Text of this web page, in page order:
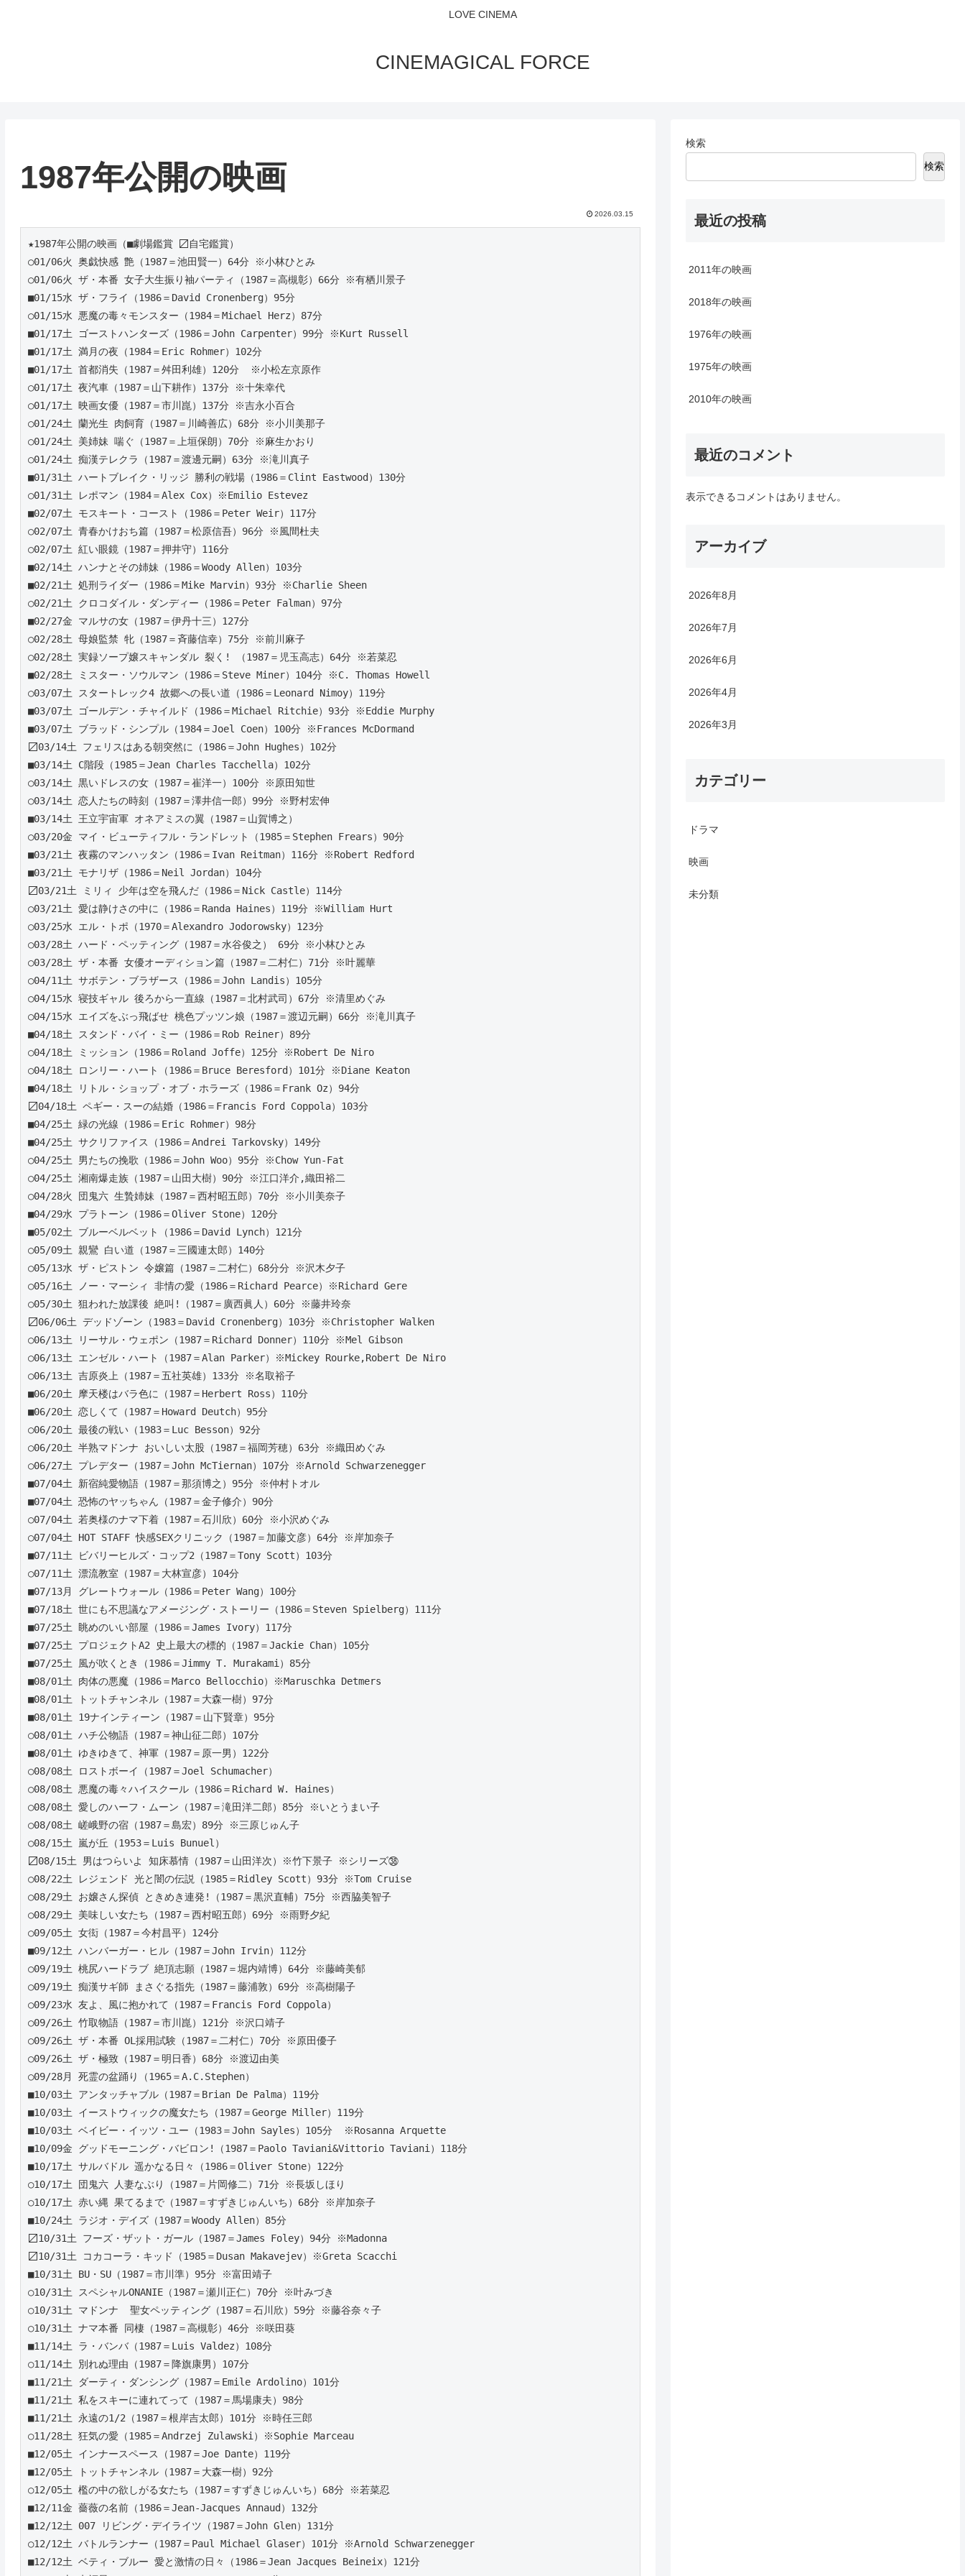
LOVE CINEMA
CINEMAGICAL FORCE
1987年公開の映画
2026.03.15
★1987年公開の映画（■劇場鑑賞 〼自宅鑑賞）
○01/06火 奥戯快感 艶（1987＝池田賢一）64分 ※小林ひとみ
○01/06火 ザ・本番 女子大生振り袖パーティ（1987＝高槻彰）66分 ※有栖川景子
■01/15水 ザ・フライ（1986＝David Cronenberg）95分
○01/15水 悪魔の毒々モンスター（1984＝Michael Herz）87分
■01/17土 ゴーストハンターズ（1986＝John Carpenter）99分 ※Kurt Russell
■01/17土 満月の夜（1984＝Eric Rohmer）102分
■01/17土 首都消失（1987＝舛田利雄）120分  ※小松左京原作
○01/17土 夜汽車（1987＝山下耕作）137分 ※十朱幸代
○01/17土 映画女優（1987＝市川崑）137分 ※吉永小百合
○01/24土 蘭光生 肉飼育（1987＝川崎善広）68分 ※小川美那子
○01/24土 美姉妹 喘ぐ（1987＝上垣保朗）70分 ※麻生かおり
○01/24土 痴漢テレクラ（1987＝渡邊元嗣）63分 ※滝川真子
■01/31土 ハートブレイク・リッジ 勝利の戦場（1986＝Clint Eastwood）130分
○01/31土 レポマン（1984＝Alex Cox）※Emilio Estevez
■02/07土 モスキート・コースト（1986＝Peter Weir）117分
○02/07土 青春かけおち篇（1987＝松原信吾）96分 ※風間杜夫
○02/07土 紅い眼鏡（1987＝押井守）116分
■02/14土 ハンナとその姉妹（1986＝Woody Allen）103分
■02/21土 処刑ライダー（1986＝Mike Marvin）93分 ※Charlie Sheen
○02/21土 クロコダイル・ダンディー（1986＝Peter Falman）97分
■02/27金 マルサの女（1987＝伊丹十三）127分
○02/28土 母娘監禁 牝（1987＝斉藤信幸）75分 ※前川麻子
○02/28土 実録ソープ嬢スキャンダル 裂く! （1987＝児玉高志）64分 ※若菜忍
■02/28土 ミスター・ソウルマン（1986＝Steve Miner）104分 ※C. Thomas Howell
○03/07土 スタートレック4 故郷への長い道（1986＝Leonard Nimoy）119分
■03/07土 ゴールデン・チャイルド（1986＝Michael Ritchie）93分 ※Eddie Murphy
■03/07土 ブラッド・シンプル（1984＝Joel Coen）100分 ※Frances McDormand
〼03/14土 フェリスはある朝突然に（1986＝John Hughes）102分
■03/14土 C階段（1985＝Jean Charles Tacchella）102分
○03/14土 黒いドレスの女（1987＝崔洋一）100分 ※原田知世
○03/14土 恋人たちの時刻（1987＝澤井信一郎）99分 ※野村宏伸
■03/14土 王立宇宙軍 オネアミスの翼（1987＝山賀博之）
○03/20金 マイ・ビューティフル・ランドレット（1985＝Stephen Frears）90分
■03/21土 夜霧のマンハッタン（1986＝Ivan Reitman）116分 ※Robert Redford
■03/21土 モナリザ（1986＝Neil Jordan）104分
〼03/21土 ミリィ 少年は空を飛んだ（1986＝Nick Castle）114分
○03/21土 愛は静けさの中に（1986＝Randa Haines）119分 ※William Hurt
○03/25水 エル・トポ（1970＝Alexandro Jodorowsky）123分
○03/28土 ハード・ペッティング（1987＝水谷俊之） 69分 ※小林ひとみ
○03/28土 ザ・本番 女優オーディション篇（1987＝二村仁）71分 ※叶麗華
○04/11土 サボテン・ブラザース（1986＝John Landis）105分
○04/15水 寝技ギャル 後ろから一直線（1987＝北村武司）67分 ※清里めぐみ
○04/15水 エイズをぶっ飛ばせ 桃色プッツン娘（1987＝渡辺元嗣）66分 ※滝川真子
■04/18土 スタンド・バイ・ミー（1986＝Rob Reiner）89分
○04/18土 ミッション（1986＝Roland Joffe）125分 ※Robert De Niro
○04/18土 ロンリー・ハート（1986＝Bruce Beresford）101分 ※Diane Keaton
■04/18土 リトル・ショップ・オブ・ホラーズ（1986＝Frank Oz）94分
〼04/18土 ペギー・スーの結婚（1986＝Francis Ford Coppola）103分
■04/25土 緑の光線（1986＝Eric Rohmer）98分
■04/25土 サクリファイス（1986＝Andrei Tarkovsky）149分
○04/25土 男たちの挽歌（1986＝John Woo）95分 ※Chow Yun-Fat
○04/25土 湘南爆走族（1987＝山田大樹）90分 ※江口洋介,織田裕二
○04/28火 団鬼六 生贄姉妹（1987＝西村昭五郎）70分 ※小川美奈子
■04/29水 プラトーン（1986＝Oliver Stone）120分
■05/02土 ブルーベルベット（1986＝David Lynch）121分
○05/09土 親鸞 白い道（1987＝三國連太郎）140分
○05/13水 ザ・ピストン 令嬢篇（1987＝二村仁）68分分 ※沢木夕子
○05/16土 ノー・マーシィ 非情の愛（1986＝Richard Pearce）※Richard Gere
○05/30土 狙われた放課後 絶叫!（1987＝廣西眞人）60分 ※藤井玲奈
〼06/06土 デッドゾーン（1983＝David Cronenberg）103分 ※Christopher Walken
○06/13土 リーサル・ウェポン（1987＝Richard Donner）110分 ※Mel Gibson
○06/13土 エンゼル・ハート（1987＝Alan Parker）※Mickey Rourke,Robert De Niro
○06/13土 吉原炎上（1987＝五社英雄）133分 ※名取裕子
■06/20土 摩天楼はバラ色に（1987＝Herbert Ross）110分
■06/20土 恋しくて（1987＝Howard Deutch）95分
○06/20土 最後の戦い（1983＝Luc Besson）92分
○06/20土 半熟マドンナ おいしい太股（1987＝福岡芳穂）63分 ※織田めぐみ
○06/27土 プレデター（1987＝John McTiernan）107分 ※Arnold Schwarzenegger
■07/04土 新宿純愛物語（1987＝那須博之）95分 ※仲村トオル
■07/04土 恐怖のヤッちゃん（1987＝金子修介）90分
○07/04土 若奥様のナマ下着（1987＝石川欣）60分 ※小沢めぐみ
○07/04土 HOT STAFF 快感SEXクリニック（1987＝加藤文彦）64分 ※岸加奈子
■07/11土 ビバリーヒルズ・コップ2（1987＝Tony Scott）103分
○07/11土 漂流教室（1987＝大林宣彦）104分
■07/13月 グレートウォール（1986＝Peter Wang）100分
■07/18土 世にも不思議なアメージング・ストーリー（1986＝Steven Spielberg）111分
■07/25土 眺めのいい部屋（1986＝James Ivory）117分
■07/25土 プロジェクトA2 史上最大の標的（1987＝Jackie Chan）105分
■07/25土 風が吹くとき（1986＝Jimmy T. Murakami）85分
■08/01土 肉体の悪魔（1986＝Marco Bellocchio）※Maruschka Detmers
■08/01土 トットチャンネル（1987＝大森一樹）97分
■08/01土 19ナインティーン（1987＝山下賢章）95分
○08/01土 ハチ公物語（1987＝神山征二郎）107分
■08/01土 ゆきゆきて、神軍（1987＝原一男）122分
○08/08土 ロストボーイ（1987＝Joel Schumacher）
○08/08土 悪魔の毒々ハイスクール（1986＝Richard W. Haines）
○08/08土 愛しのハーフ・ムーン（1987＝滝田洋二郎）85分 ※いとうまい子
○08/08土 嵯峨野の宿（1987＝島宏）89分 ※三原じゅん子
○08/15土 嵐が丘（1953＝Luis Bunuel）
〼08/15土 男はつらいよ 知床慕情（1987＝山田洋次）※竹下景子 ※シリーズ㊳
○08/22土 レジェンド 光と闇の伝説（1985＝Ridley Scott）93分 ※Tom Cruise
○08/29土 お嬢さん探偵 ときめき連発!（1987＝黒沢直輔）75分 ※西脇美智子
○08/29土 美味しい女たち（1987＝西村昭五郎）69分 ※雨野夕紀
○09/05土 女衒（1987＝今村昌平）124分
■09/12土 ハンバーガー・ヒル（1987＝John Irvin）112分
○09/19土 桃尻ハードラブ 絶頂志願（1987＝堀内靖博）64分 ※藤崎美郁
○09/19土 痴漢サギ師 まさぐる指先（1987＝藤浦敦）69分 ※高樹陽子
○09/23水 友よ、風に抱かれて（1987＝Francis Ford Coppola）
○09/26土 竹取物語（1987＝市川崑）121分 ※沢口靖子
○09/26土 ザ・本番 OL採用試験（1987＝二村仁）70分 ※原田優子
○09/26土 ザ・極致（1987＝明日香）68分 ※渡辺由美
○09/28月 死霊の盆踊り（1965＝A.C.Stephen）
■10/03土 アンタッチャブル（1987＝Brian De Palma）119分
■10/03土 イーストウィックの魔女たち（1987＝George Miller）119分
■10/03土 ベイビー・イッツ・ユー（1983＝John Sayles）105分  ※Rosanna Arquette
■10/09金 グッドモーニング・バビロン!（1987＝Paolo Taviani&Vittorio Taviani）118分
■10/17土 サルバドル 遥かなる日々（1986＝Oliver Stone）122分
○10/17土 団鬼六 人妻なぶり（1987＝片岡修二）71分 ※長坂しほり
○10/17土 赤い縄 果てるまで（1987＝すずきじゅんいち）68分 ※岸加奈子
■10/24土 ラジオ・デイズ（1987＝Woody Allen）85分
〼10/31土 フーズ・ザット・ガール（1987＝James Foley）94分 ※Madonna
〼10/31土 コカコーラ・キッド（1985＝Dusan Makavejev）※Greta Scacchi
■10/31土 BU・SU（1987＝市川準）95分 ※富田靖子
○10/31土 スペシャルONANIE（1987＝瀬川正仁）70分 ※叶みづき
○10/31土 マドンナ  聖女ペッティング（1987＝石川欣）59分 ※藤谷奈々子
○10/31土 ナマ本番 同棲（1987＝高槻彰）46分 ※咲田葵
■11/14土 ラ・バンバ（1987＝Luis Valdez）108分
○11/14土 別れぬ理由（1987＝降旗康男）107分
■11/21土 ダーティ・ダンシング（1987＝Emile Ardolino）101分
■11/21土 私をスキーに連れてって（1987＝馬場康夫）98分
■11/21土 永遠の1/2（1987＝根岸吉太郎）101分 ※時任三郎
○11/28土 狂気の愛（1985＝Andrzej Zulawski）※Sophie Marceau
■12/05土 インナースペース（1987＝Joe Dante）119分
■12/05土 トットチャンネル（1987＝大森一樹）92分
○12/05土 檻の中の欲しがる女たち（1987＝すずきじゅんいち）68分 ※若菜忍
■12/11金 薔薇の名前（1986＝Jean-Jacques Annaud）132分
■12/12土 007 リビング・デイライツ（1987＝John Glen）131分
○12/12土 バトルランナー（1987＝Paul Michael Glaser）101分 ※Arnold Schwarzenegger
■12/12土 ベティ・ブルー 愛と激情の日々（1986＝Jean Jacques Beineix）121分
検索
検索
最近の投稿
2011年の映画
2018年の映画
1976年の映画
1975年の映画
2010年の映画
最近のコメント
表示できるコメントはありません。
アーカイブ
2026年8月
2026年7月
2026年6月
2026年4月
2026年3月
カテゴリー
ドラマ
映画
未分類